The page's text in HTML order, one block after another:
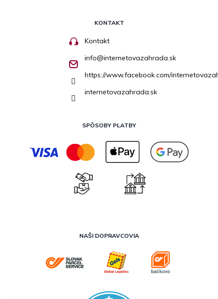
KONTAKT
Kontakt
info@internetovazahrada.sk
https://www.facebook.com/
internetovazahrada.sk
SPÔSOBY PLATBY
NAŠI DOPRAVCOVIA